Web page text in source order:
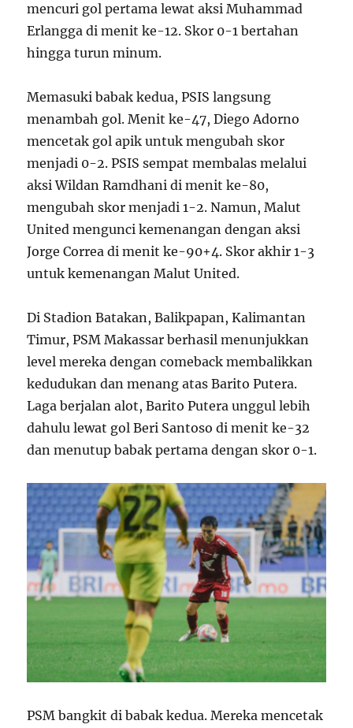
mencuri gol pertama lewat aksi Muhammad
Erlangga di menit ke-12. Skor 0-1 bertahan
hingga turun minum.
Memasuki babak kedua, PSIS langsung
menambah gol. Menit ke-47, Diego Adorno
mencetak gol apik untuk mengubah skor
menjadi 0-2. PSIS sempat membalas melalui
aksi Wildan Ramdhani di menit ke-80,
mengubah skor menjadi 1-2. Namun, Malut
United mengunci kemenangan dengan aksi
Jorge Correa di menit ke-90+4. Skor akhir 1-3
untuk kemenangan Malut United.
Di Stadion Batakan, Balikpapan, Kalimantan
Timur, PSM Makassar berhasil menunjukkan
level mereka dengan comeback membalikkan
kedudukan dan menang atas Barito Putera.
Laga berjalan alot, Barito Putera unggul lebih
dahulu lewat gol Beri Santoso di menit ke-32
dan menutup babak pertama dengan skor 0-1.
PSM bangkit di babak kedua. Mereka mencetak